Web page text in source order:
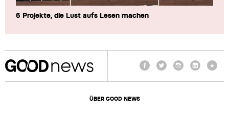
6 Projekte, die Lust aufs Lesen machen
ÜBER GOOD NEWS